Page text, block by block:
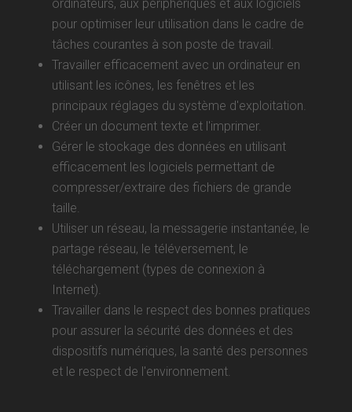
ordinateurs, aux périphériques et aux logiciels
pour optimiser leur utilisation dans le cadre de
tâches courantes à son poste de travail.
Travailler efficacement avec un ordinateur en
utilisant les icônes, les fenêtres et les
principaux réglages du système d'exploitation.
Créer un document texte et l'imprimer.
Gérer le stockage des données en utilisant
efficacement les logiciels permettant de
compresser/extraire des fichiers de grande
taille.
Utiliser un réseau, la messagerie instantanée, le
partage réseau, le téléversement, le
téléchargement (types de connexion à
Internet).
Travailler dans le respect des bonnes pratiques
pour assurer la sécurité des données et des
dispositifs numériques, la santé des personnes
et le respect de l'environnement.